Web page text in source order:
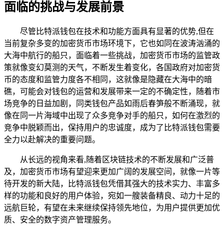
面临的挑战与发展前景
尽管比特派钱包在技术和功能方面具有显著的优势,但在
当前复杂多变的加密货币市场环境下，它也如同在波涛汹涌的
大海中航行的船只，面临着一些挑战，加密货币市场的监管政
策就像变幻莫测的天气，不断发生着变化，各国政府对加密货
币的态度和监管力度各不相同，这就像是隐藏在大海中的暗
礁，可能会对钱包的运营和发展带来一定的不确定性，随着市
场竞争的日益加剧，同类钱包产品如雨后春笋般不断涌现，就
像在同一片海域中出现了众多竞争对手的船只，如何在激烈的
竞争中脱颖而出，保持用户的忠诚度，成为了比特派钱包需要
全力以赴解决的重要问题。
从长远的视角来看,随着区块链技术的不断发展和广泛普
及，加密货币市场有望迎来更加广阔的发展空间，就像一片等
待开发的新大陆，比特派钱包凭借其强大的技术实力、丰富多
样的功能和良好的用户体验，宛如一艘装备精良、动力十足的
远航巨轮，有望在未来继续保持领先地位，为用户提供更加优
质、安全的数字资产管理服务。